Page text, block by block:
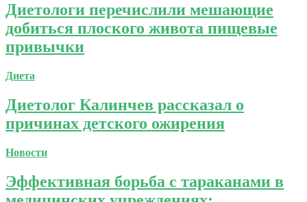
Диетологи перечислили мешающие
добиться плоского живота пищевые
привычки
Диета
Диетолог Калинчев рассказал о
причинах детского ожирения
Новости
Эффективная борьба с тараканами в